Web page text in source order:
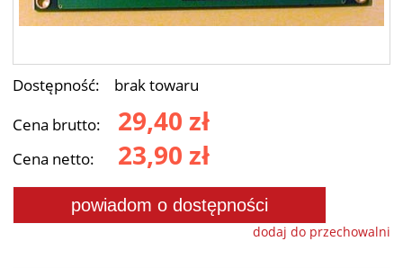
Dostępność:
brak towaru
Cena brutto:
29,40 zł
Cena netto: 23,90 zł
powiadom o dostępności
dodaj do przechowalni